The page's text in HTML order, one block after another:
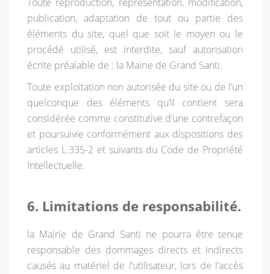
publication, adaptation de tout ou partie des
éléments du site, quel que soit le moyen ou le
procédé utilisé, est interdite, sauf autorisation
écrite préalable de : la Mairie de Grand Santi.
Toute exploitation non autorisée du site ou de l’un
quelconque des éléments qu’il contient sera
considérée comme constitutive d’une contrefaçon
et poursuivie conformément aux dispositions des
articles L.335-2 et suivants du Code de Propriété
Intellectuelle.
6. Limitations de responsabilité.
la Mairie de Grand Santi ne pourra être tenue
responsable des dommages directs et indirects
causés au matériel de l’utilisateur, lors de l’accès